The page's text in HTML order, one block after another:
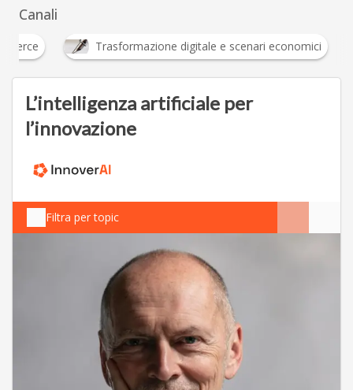
Canali
E-commerce Trasformazione digitale e scenari
L’intelligenza artificiale per
l’innovazione
Filtra per topic